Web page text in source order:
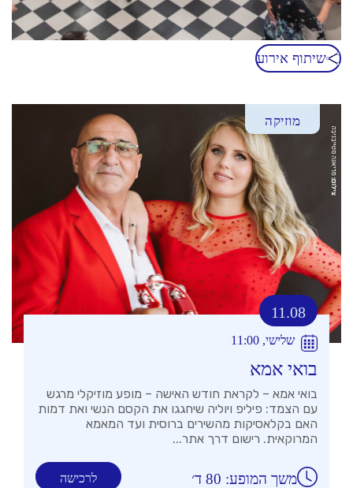
שיתוף אירוע
מוזיקה
11.08
שלישי, 11:00
בואי אמא
בואי אמא – לקראת חודש האישה – מופע מוזיקלי מרגש
עם הצמד: פיליפ ויוליה שיחגגו את הקסם הנשי ואת דמות
האם בקלאסיקות מהשירים ברוסית ועד המאמא
המרוקאית. רישום דרך אתר...
לרכישה משך המופע: 80 ד׳